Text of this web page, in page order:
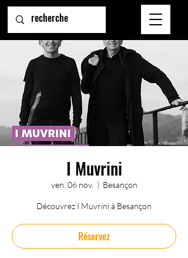
I Muvrini
ven. 06 nov.
  |
Besançon
Découvrez I Muvrini à Besançon
Réservez